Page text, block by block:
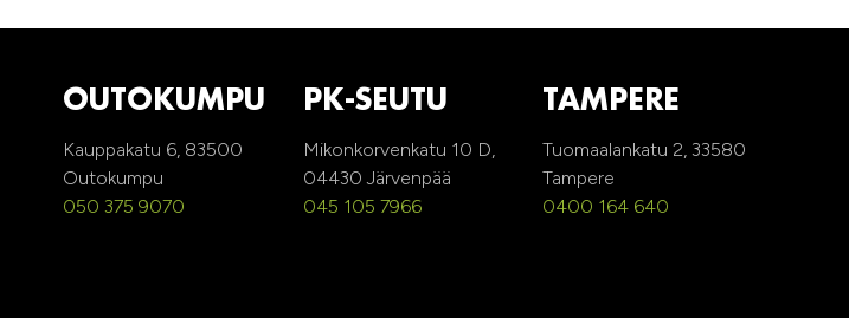
OUTOKUMPU
Kauppakatu 6, 83500
Outokumpu
050 375 9070
PK-SEUTU
Mikonkorvenkatu 10 D,
04430 Järvenpää
045 105 7966
TAMPERE
Tuomaalankatu 2, 33580
Tampere
0400 164 640